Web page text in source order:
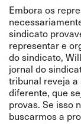
Embora os
sindicato
representar e
do sindicato,
jornal do
tribunal reveja
diferente, que
provas. Se isso
buscarmos a